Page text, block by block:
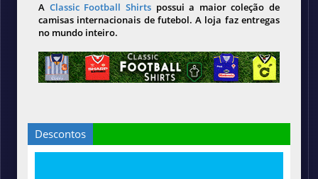
A Classic Football Shirts possui a maior coleção de
camisas internacionais de futebol. A loja faz entregas
no mundo inteiro.
Descontos